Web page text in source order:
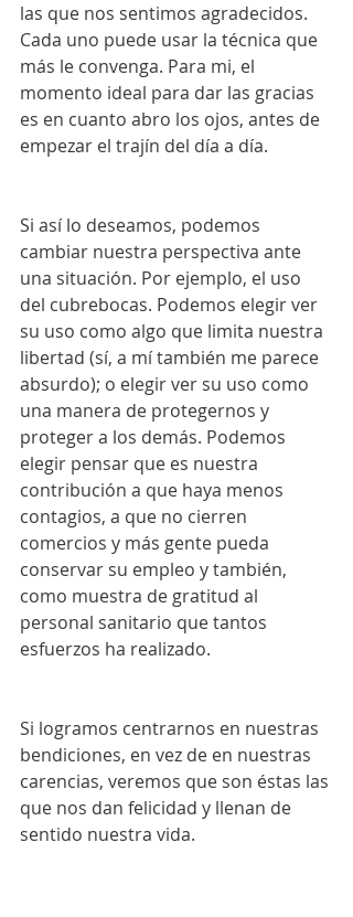
las que nos sentimos agradecidos.
Cada uno puede usar la técnica que
más le convenga. Para mi, el
momento ideal para dar las gracias
es en cuanto abro los ojos, antes de
empezar el trajín del día a día.
Si así lo deseamos, podemos
cambiar nuestra perspectiva ante
una situación. Por ejemplo, el uso
del cubrebocas. Podemos elegir ver
su uso como algo que limita nuestra
libertad (sí, a mí también me parece
absurdo); o elegir ver su uso como
una manera de protegernos y
proteger a los demás. Podemos
elegir pensar que es nuestra
contribución a que haya menos
contagios, a que no cierren
comercios y más gente pueda
conservar su empleo y también,
como muestra de gratitud al
personal sanitario que tantos
esfuerzos ha realizado.
Si logramos centrarnos en nuestras
bendiciones, en vez de en nuestras
carencias, veremos que son éstas las
que nos dan felicidad y llenan de
sentido nuestra vida.